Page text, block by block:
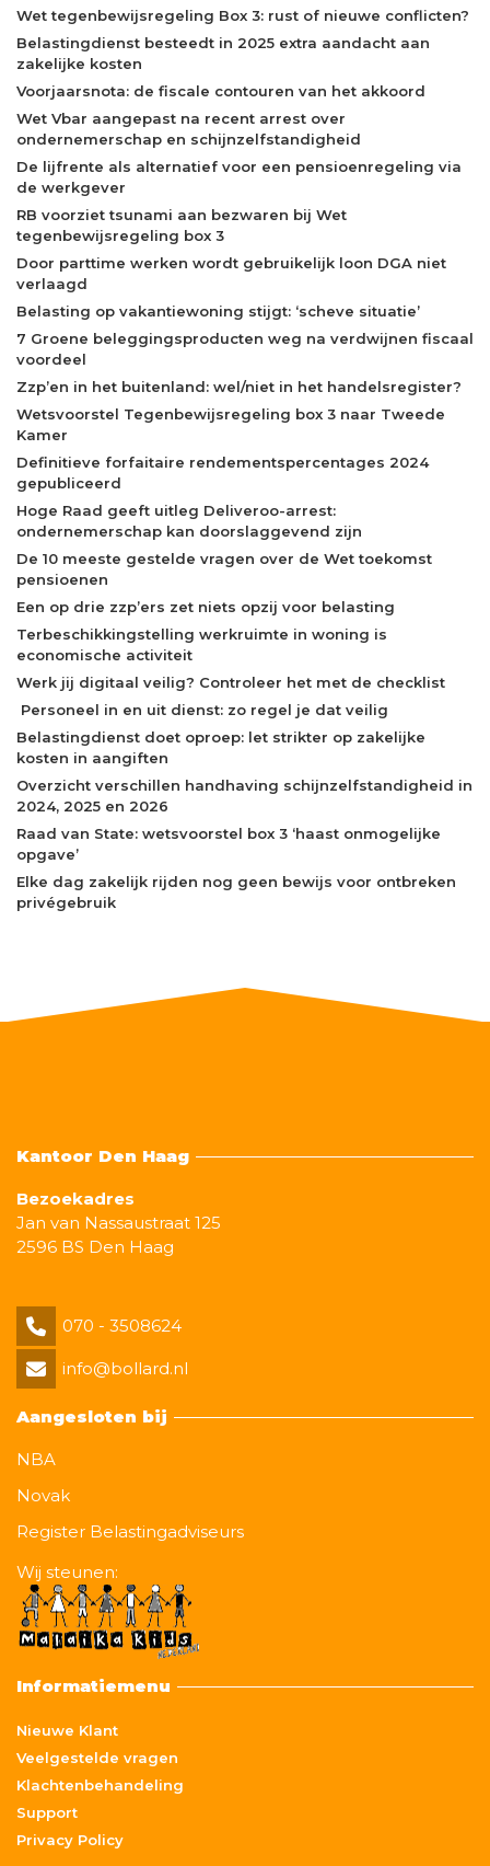
Wet tegenbewijsregeling Box 3: rust of nieuwe conflicten?
Belastingdienst besteedt in 2025 extra aandacht aan
zakelijke kosten
Voorjaarsnota: de fiscale contouren van het akkoord
Wet Vbar aangepast na recent arrest over
ondernemerschap en schijnzelfstandigheid
De lijfrente als alternatief voor een pensioenregeling via
de werkgever
RB voorziet tsunami aan bezwaren bij Wet
tegenbewijsregeling box 3
Door parttime werken wordt gebruikelijk loon DGA niet
verlaagd
Belasting op vakantiewoning stijgt: ‘scheve situatie’
7 Groene beleggingsproducten weg na verdwijnen fiscaal
voordeel
Zzp’en in het buitenland: wel/niet in het handelsregister?
Wetsvoorstel Tegenbewijsregeling box 3 naar Tweede
Kamer
Definitieve forfaitaire rendementspercentages 2024
gepubliceerd
Hoge Raad geeft uitleg Deliveroo-arrest:
ondernemerschap kan doorslaggevend zijn
De 10 meeste gestelde vragen over de Wet toekomst
pensioenen
Een op drie zzp’ers zet niets opzij voor belasting
Terbeschikkingstelling werkruimte in woning is
economische activiteit
Werk jij digitaal veilig? Controleer het met de checklist
Personeel in en uit dienst: zo regel je dat veilig
Belastingdienst doet oproep: let strikter op zakelijke
kosten in aangiften
Overzicht verschillen handhaving schijnzelfstandigheid in
2024, 2025 en 2026
Raad van State: wetsvoorstel box 3 ‘haast onmogelijke
opgave’
Elke dag zakelijk rijden nog geen bewijs voor ontbreken
privégebruik
Kantoor Den Haag
Bezoekadres
Jan van Nassaustraat 125
2596 BS Den Haag
070 - 3508624
info@bollard.nl
Aangesloten bij
NBA
Novak
Register Belastingadviseurs
Wij steunen:
Informatiemenu
Nieuwe Klant
Veelgestelde vragen
Klachtenbehandeling
Support
Privacy Policy